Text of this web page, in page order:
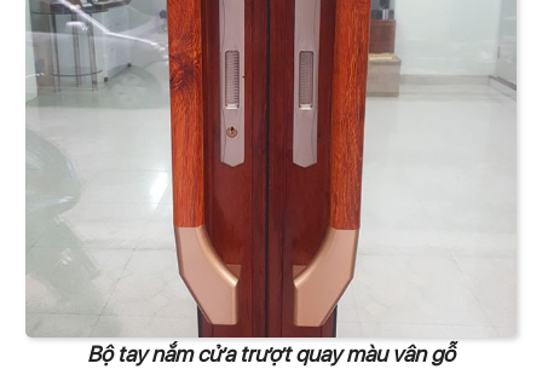
Bộ tay nắm cửa trượt quay màu vân gỗ